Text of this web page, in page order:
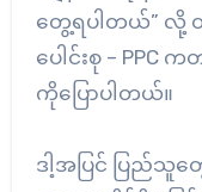
တွေ့ရပါတယ်” လို့
ပေါင်းစု –
ကိုပြောပါတယ်။
ဒါ့အပြင် ပြည်သူတွ